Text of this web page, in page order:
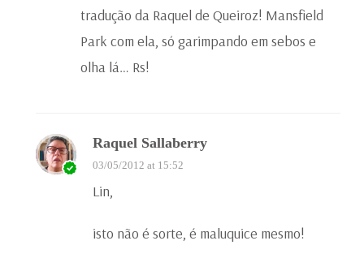
tradução da Raquel de Queiroz! Mansfield
Park com ela, só garimpando em sebos e
olha lá… Rs!
Raquel Sallaberry
03/05/2012 at 15:52
Lin,
isto não é sorte, é maluquice mesmo!